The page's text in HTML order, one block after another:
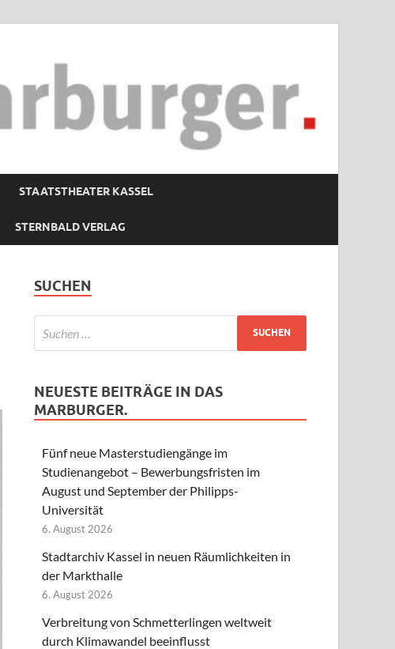
STAATSTHEATER KASSEL
STERNBALD VERLAG
SUCHEN
NEUESTE BEITRÄGE IN DAS
MARBURGER.
Fünf neue Masterstudiengänge im
Studienangebot – Bewerbungsfristen im
August und September der Philipps-
Universität
6. August 2026
Stadtarchiv Kassel in neuen Räumlichkeiten in
der Markthalle
6. August 2026
Verbreitung von Schmetterlingen weltweit
durch Klimawandel beeinflusst